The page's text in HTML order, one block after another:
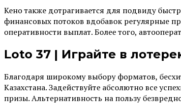
Кено также дотрагивается для подвиду
финансовых потоков вдобавок регулярные
оперативности выплат. Более того,
Loto 37 | Играйте в
Благодаря широкому выбору форматов,
Казахстана. Задействуйте абсолютно все
призы. Альтернативность на пользу